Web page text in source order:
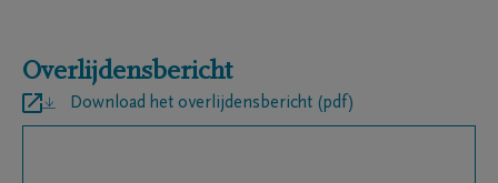
Overlijdensbericht
Download het overlijdensbericht (pdf)